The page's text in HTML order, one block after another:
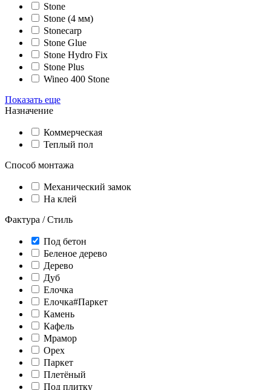
Stone
Stone (4 мм)
Stonecarp
Stone Glue
Stone Hydro Fix
Stone Plus
Wineo 400 Stone
Показать еще
Назначение
Коммерческая
Теплый пол
Способ монтажа
Механический замок
На клей
Фактура / Стиль
Под бетон
Беленое дерево
Дерево
Дуб
Елочка
Елочка#Паркет
Камень
Кафель
Мрамор
Орех
Паркет
Плетёный
Под плитку